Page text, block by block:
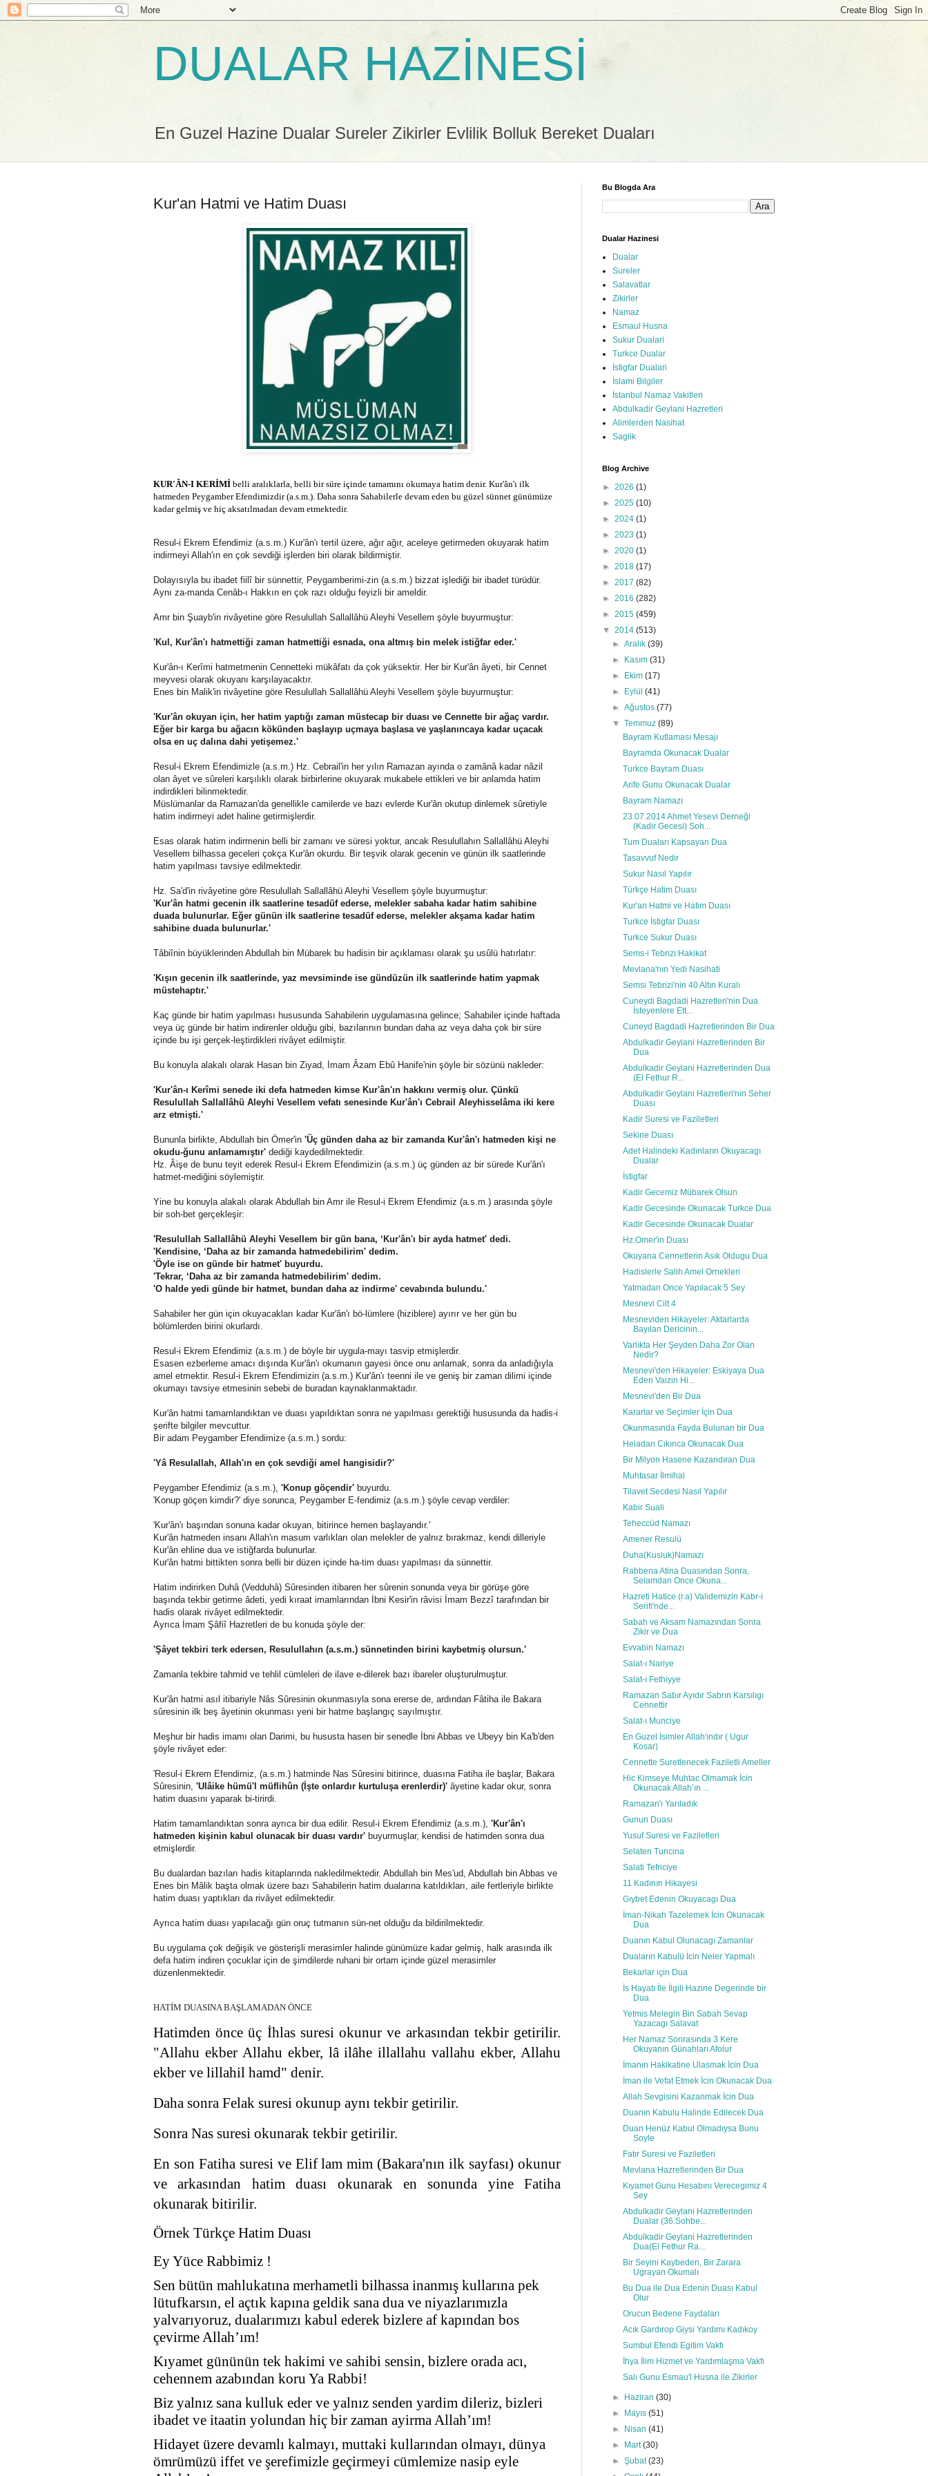
DUALAR HAZİNESİ
En Guzel Hazine Dualar Sureler Zikirler Evlilik Bolluk Bereket Duaları
Kur'an Hatmi ve Hatim Duası
KUR'ÂN-I KERİMİ belli aralıklarla, belli bir süre içinde tamamını okumaya hatim denir. Kur'ân'ı ilk
hatmeden Peygamber Efendimizdir (a.s.m.). Daha sonra Sahabilerle devam eden bu güzel sünnet günümüze
kadar gelmiş ve hiç aksatılmadan devam etmektedir.
Resul-i Ekrem Efendimiz (a.s.m.) Kur'ân'ı tertil üzere, ağır ağır, aceleye getirmeden okuyarak hatim
indirmeyi Allah'ın en çok sevdiği işlerden biri olarak bildirmiştir.
Dolayısıyla bu ibadet fiilî bir sünnettir, Peygamberimi-zin (a.s.m.) bizzat işlediği bir ibadet türüdür.
Aynı za-manda Cenâb-ı Hakkın en çok razı olduğu feyizli bir ameldir.
Amr bin Şuayb'in rivâyetine göre Resulullah Sallallâhü Aleyhi Vesellem şöyle buyurmuştur:
'Kul, Kur'ân'ı hatmettiği zaman hatmettiği esnada, ona altmış bin melek istiğfar eder.'
Kur'ân-ı Kerîmi hatmetmenin Cennetteki mükâfatı da çok yüksektir. Her bir Kur'ân âyeti, bir Cennet
meyvesi olarak okuyanı karşılayacaktır.
Enes bin Malik'in rivâyetine göre Resulullah Sallallâhü Aleyhi Vesellem şöyle buyurmuştur:
'Kur'ân okuyan için, her hatim yaptığı zaman müstecap bir duası ve Cennette bir ağaç vardır.
Eğer bir karga bu ağacın kökünden başlayıp uçmaya başlasa ve yaşlanıncaya kadar uçacak
olsa en uç dalına dahi yetişemez.'
Resul-i Ekrem Efendimizle (a.s.m.) Hz. Cebrail'in her yılın Ramazan ayında o zamânâ kadar nâzil
olan âyet ve sûreleri karşılıklı olarak birbirlerine okuyarak mukabele ettikleri ve bir anlamda hatim
indirdikleri bilinmektedir.
Müslümanlar da Ramazan'da genellikle camilerde ve bazı evlerde Kur'ân okutup dinlemek sûretiyle
hatim indirmeyi adet haline getirmişlerdir.
Esas olarak hatim indirmenin belli bir zamanı ve süresi yoktur, ancak Resulullahın Sallallâhü Aleyhi
Vesellem bilhassa geceleri çokça Kur'ân okurdu. Bir teşvik olarak gecenin ve günün ilk saatlerinde
hatim yapılması tavsiye edilmektedir.
Hz. Sa'd'in rivâyetine göre Resulullah Sallallâhü Aleyhi Vesellem şöyle buyurmuştur:
'Kur'ân hatmi gecenin ilk saatlerine tesadüf ederse, melekler sabaha kadar hatim sahibine
duada bulunurlar. Eğer günün ilk saatlerine tesadüf ederse, melekler akşama kadar hatim
sahibine duada bulunurlar.'
Tâbiînin büyüklerinden Abdullah bin Mübarek bu hadisin bir açıklaması olarak şu usûlü hatırlatır:
'Kışın gecenin ilk saatlerinde, yaz mevsiminde ise gündüzün ilk saatlerinde hatim yapmak
müstehaptır.'
Kaç günde bir hatim yapılması hususunda Sahabilerin uygulamasına gelince; Sahabiler içinde haftada
veya üç günde bir hatim indirenler olduğu gibi, bazılarının bundan daha az veya daha çok bir süre
içinde bu işi gerçek-leştirdikleri rivâyet edilmiştir.
Bu konuyla alakalı olarak Hasan bin Ziyad, İmam Âzam Ebû Hanife'nin şöyle bir sözünü nakleder:
'Kur'ân-ı Kerîmi senede iki defa hatmeden kimse Kur'ân'ın hakkını vermiş olur. Çünkü
Resulullah Sallallâhü Aleyhi Vesellem vefatı senesinde Kur'ân'ı Cebrail Aleyhisselâma iki kere
arz etmişti.'
Bununla birlikte, Abdullah bin Ömer'in 'Üç günden daha az bir zamanda Kur'ân'ı hatmeden kişi ne
okudu-ğunu anlamamıştır' dediği kaydedilmektedir.
Hz. Âişe de bunu teyit ederek Resul-i Ekrem Efendimizin (a.s.m.) üç günden az bir sürede Kur'ân'ı
hatmet-mediğini söylemiştir.
Yine bu konuyla alakalı olarak Abdullah bin Amr ile Resul-i Ekrem Efendimiz (a.s.m.) arasında şöyle
bir soh-bet gerçekleşir:
'Resulullah Sallallâhü Aleyhi Vesellem bir gün bana, ‘Kur'ân'ı bir ayda hatmet' dedi.
'Kendisine, ‘Daha az bir zamanda hatmedebilirim' dedim.
'Öyle ise on günde bir hatmet' buyurdu.
'Tekrar, ‘Daha az bir zamanda hatmedebilirim' dedim.
'O halde yedi günde bir hatmet, bundan daha az indirme' cevabında bulundu.'
Sahabiler her gün için okuyacakları kadar Kur'ân'ı bö-lümlere (hiziblere) ayırır ve her gün bu
bölümlerden birini okurlardı.
Resul-i Ekrem Efendimiz (a.s.m.) de böyle bir uygula-mayı tasvip etmişlerdir.
Esasen ezberleme amacı dışında Kur'ân'ı okumanın gayesi önce onu anlamak, sonra da anladığıyla
amel etmektir. Resul-i Ekrem Efendimizin (a.s.m.) Kur'ân'ı teenni ile ve geniş bir zaman dilimi içinde
okumayı tavsiye etmesinin sebebi de buradan kaynaklanmaktadır.
Kur'ân hatmi tamamlandıktan ve duası yapıldıktan sonra ne yapılması gerektiği hususunda da hadis-i
şerifte bilgiler mevcuttur.
Bir adam Peygamber Efendimize (a.s.m.) sordu:
'Yâ Resulallah, Allah'ın en çok sevdiği amel hangisidir?'
Peygamber Efendimiz (a.s.m.), 'Konup göçendir' buyurdu.
'Konup göçen kimdir?' diye sorunca, Peygamber E-fendimiz (a.s.m.) şöyle cevap verdiler:
'Kur'ân'ı başından sonuna kadar okuyan, bitirince hemen başlayandır.'
Kur'ân hatmeden insanı Allah'ın masum varlıkları olan melekler de yalnız bırakmaz, kendi dilleriyle
Kur'ân ehline dua ve istiğfarda bulunurlar.
Kur'ân hatmi bittikten sonra belli bir düzen içinde ha-tim duası yapılması da sünnettir.
Hatim indirirken Duhâ (Vedduhâ) Sûresinden itibaren her sûrenin sonunda veya bir görüşe göre
başında tekbir getirme âdeti, yedi kıraat imamlarından İbni Kesir'in râvisi İmam Bezzî tarafından bir
hadis olarak rivâyet edilmektedir.
Ayrıca İmam Şâfiî Hazretleri de bu konuda şöyle der:
'Şâyet tekbiri terk edersen, Resulullahın (a.s.m.) sünnetinden birini kaybetmiş olursun.'
Zamanla tekbire tahmid ve tehlil cümleleri de ilave e-dilerek bazı ibareler oluşturulmuştur.
Kur'ân hatmi asıl itibariyle Nâs Sûresinin okunmasıyla sona ererse de, ardından Fâtiha ile Bakara
sûresinin ilk beş âyetinin okunması yeni bir hatme başlangıç sayılmıştır.
Meşhur bir hadis imamı olan Darimi, bu hususta hasen bir senedle İbni Abbas ve Ubeyy bin Ka'b'den
şöyle rivâyet eder:
'Resul-i Ekrem Efendimiz, (a.s.m.) hatminde Nas Sûresini bitirince, duasına Fatiha ile başlar, Bakara
Sûresinin, 'Ulâike hümü'l müflihûn (İşte onlardır kurtuluşa erenlerdir)' âyetine kadar okur, sonra
hatim duasını yaparak bi-tirirdi.
Hatim tamamlandıktan sonra ayrıca bir dua edilir. Resul-i Ekrem Efendimiz (a.s.m.), 'Kur'ân'ı
hatmeden kişinin kabul olunacak bir duası vardır' buyurmuşlar, kendisi de hatimden sonra dua
etmişlerdir.
Bu dualardan bazıları hadis kitaplarında nakledilmektedir. Abdullah bin Mes'ud, Abdullah bin Abbas ve
Enes bin Mâlik başta olmak üzere bazı Sahabilerin hatim dualarına katıldıkları, aile fertleriyle birlikte
hatim duası yaptıkları da rivâyet edilmektedir.
Ayrıca hatim duası yapılacağı gün oruç tutmanın sün-net olduğu da bildirilmektedir.
Bu uygulama çok değişik ve gösterişli merasimler halinde günümüze kadar gelmiş, halk arasında ilk
defa hatim indiren çocuklar için de şimdilerde ruhani bir ortam içinde güzel merasimler
düzenlenmektedir.
HATİM DUASINA BAŞLAMADAN ÖNCE
Hatimden önce üç İhlas suresi okunur ve arkasından tekbir getirilir.
"Allahu ekber Allahu ekber, lâ ilâhe illallahu vallahu ekber, Allahu
ekber ve lillahil hamd" denir.
Daha sonra Felak suresi okunup aynı tekbir getirilir.
Sonra Nas suresi okunarak tekbir getirilir.
En son Fatiha suresi ve Elif lam mim (Bakara'nın ilk sayfası) okunur
ve arkasından hatim duası okunarak en sonunda yine Fatiha
okunarak bitirilir.
Örnek Türkçe Hatim Duası
Ey Yüce Rabbimiz !
Sen bütün mahlukatına merhametli bilhassa inanmış kullarına pek
lütufkarsın, el açtık kapına geldik sana dua ve niyazlarımızla
yalvarıyoruz, dualarımızı kabul ederek bizlere af kapından bos
çevirme Allah’ım!
Kıyamet gününün tek hakimi ve sahibi sensin, bizlere orada acı,
cehennem azabından koru Ya Rabbi!
Biz yalnız sana kulluk eder ve yalnız senden yardim dileriz, bizleri
ibadet ve itaatin yolundan hiç bir zaman ayirma Allah’ım!
Hidayet üzere devamlı kalmayı, muttaki kullarından olmayı, dünya
ömrümüzü iffet ve şerefimizle geçirmeyi cümlemize nasip eyle
Bu Blogda Ara
Dualar Hazinesi
Dualar
Sureler
Salavatlar
Zikirler
Namaz
Esmaul Husna
Sukur Dualari
Turkce Dualar
İstigfar Dualari
İslami Bilgiler
İstanbul Namaz Vakitleri
Abdulkadir Geylani Hazretleri
Alimlerden Nasihat
Saglik
Blog Archive
► 2026 (1)
► 2025 (10)
► 2024 (1)
► 2023 (1)
► 2020 (1)
► 2018 (17)
► 2017 (82)
► 2016 (282)
► 2015 (459)
▼ 2014 (513)
►Aralık(39)
►
Kasım(31)
►
Ekim(17)
►
Eylül(41)
►Ağustos(77)
▼Temmuz(89)
Bayram Kutlaması Mesajı
Bayramda Okunacak Dualar
Turkce Bayram Duası
Arife Gunu Okunacak Dualar
Bayram Namazı
23.07.2014 Ahmet Yesevi Derneği
(Kadir Gecesi) Soh...
Tum Duaları Kapsayan Dua
Tasavvuf Nedir
Sukur Nasıl Yapılır
Türkçe Hatim Duası
Kur'an Hatmi ve Hatim Duası
Turkce İstigfar Duası
Turkce Sukur Duası
Sems-i Tebrizi:Hakikat
Mevlana'nın Yedi Nasihati
Semsi Tebrizi'nin 40 Altın Kuralı
Cuneydi Bagdadi Hazretleri'nin Dua
İsteyenlere Ett...
Cuneyd Bagdadi Hazretlerinden Bir Dua
Abdulkadir Geylani Hazretlerinden Bir
Dua
Abdulkadir Geylani Hazretlerinden Dua
(El Fethur R...
Abdulkadir Geylani Hazretleri'nin Seher
Duası
Kadir Suresi ve Faziletleri
Sekine Duası
Adet Halindeki Kadınların Okuyacagı
Dualar
İstigfar
Kadir Gecemiz Mübarek Olsun
Kadir Gecesinde Okunacak Turkce Dua
Kadir Gecesinde Okunacak Dualar
Hz.Omer'in Duası
Okuyana Cennetlerin Asık Oldugu Dua
Hadislerle Salih Amel Ornekleri
Yatmadan Once Yapılacak 5 Sey
Mesnevi Cilt 4
Mesneviden Hikayeler: Aktarlarda
Bayılan Dericinin...
Varlıkta Her Şeyden Daha Zor Olan
Nedir?
Mesnevi'den Hikayeler: Eskiyaya Dua
Eden Vaizin Hi...
Mesnevi'den Bir Dua
Kararlar ve Seçimler İçin Dua
Okunmasında Fayda Bulunan bir Dua
Heladan Cıkınca Okunacak Dua
Bir Milyon Hasene Kazandıran Dua
Muhtasar İlmihal
Tilavet Secdesi Nasıl Yapılır
Kabir Suali
Teheccüd Namazı
Amener Resulü
Duha(Kusluk)Namazı
Rabbena Atina Duasından Sonra,
Selamdan Once Okuna...
Hazreti Hatice (r.a) Validemizin Kabr-i
Serifi'nde...
Sabah ve Aksam Namazından Sonra
Zikir ve Dua
Evvabin Namazı
Salat-ı Nariye
Salat-ı Fethiyye
Ramazan Sabır Ayıdır Sabrın Karsılıgı
Cennettir
Salat-ı Munciye
En Guzel İsimler Allah'ındır ( Ugur
Kosar)
Cennette Suretlenecek Faziletli Ameller
Hic Kimseye Muhtac Olmamak İcin
Okunacak Allah’ın ...
Ramazan'ı Yarıladık
Gunun Duası
Yusuf Suresi ve Faziletleri
Selaten Tuncina
Salati Tefriciye
11 Kadının Hikayesi
Gıybet Edenin Okuyacagı Dua
İman-Nikah Tazelemek İcin Okunacak
Dua
Duanın Kabul Olunacagı Zamanlar
Duaların Kabulü İcin Neler Yapmalı
Bekarlar için Dua
İs Hayatı İle İlgili Hazine Degerinde bir
Dua
Yetmis Melegin Bin Sabah Sevap
Yazacagı Salavat
Her Namaz Sonrasında 3 Kere
Okuyanın Günahları Afolur
İmanın Hakikatine Ulasmak İcin Dua
İman ile Vefat Etmek İcin Okunacak Dua
Allah Sevgisini Kazanmak İcin Dua
Duanın Kabulu Halinde Edilecek Dua
Duan Henüz Kabul Olmadıysa Bunu
Soyle
Fatır Suresi ve Faziletleri
Mevlana Hazretlerinden Bir Dua
Kıyamet Gunu Hesabını Verecegimiz 4
Sey
Abdulkadir Geylani Hazretlerinden
Dualar (36.Sohbe...
Abdulkadir Geylani Hazretlerinden
Dua(El Fethur Ra...
Bir Seyini Kaybeden, Bir Zarara
Ugrayan Okumalı
Bu Dua ile Dua Edenin Duası Kabul
Olur
Orucun Bedene Faydaları
Acık Gardırop Giysi Yardımı Kadıkoy
Sumbul Efendi Egitim Vakfı
İhya İlim Hizmet ve Yardımlaşma Vakfı
Salı Gunu Esmau'l Husna ile Zikirler
► Haziran(30)
►
Mayıs(51)
►
Nisan(41)
►
Mart(30)
►Şubat(23)